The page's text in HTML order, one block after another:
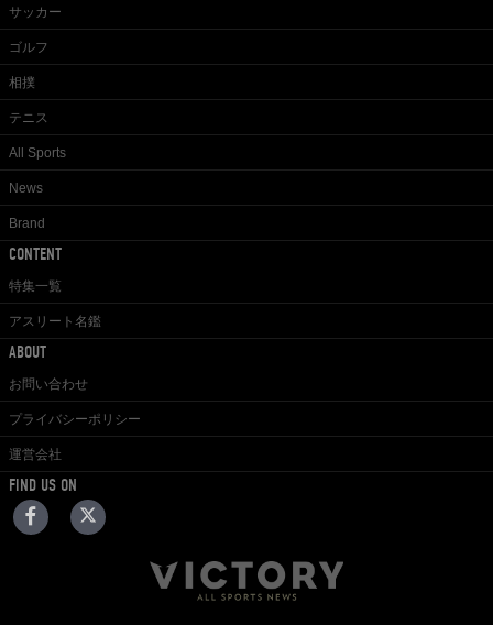
サッカー
ゴルフ
相撲
テニス
All Sports
News
Brand
CONTENT
特集一覧
アスリート名鑑
ABOUT
お問い合わせ
プライバシーポリシー
運営会社
FIND US ON